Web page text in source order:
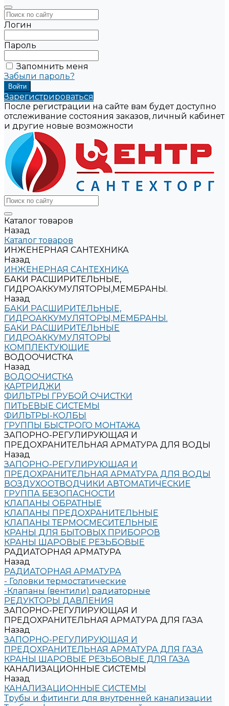
Логин
Пароль
Запомнить меня
Забыли пароль?
Зарегистрироваться
После регистрации на сайте вам будет доступно
отслеживание состояния заказов, личный кабинет
и другие новые возможности
Каталог товаров
Назад
Каталог товаров
ИНЖЕНЕРНАЯ САНТЕХНИКА
Назад
ИНЖЕНЕРНАЯ САНТЕХНИКА
БАКИ РАСШИРИТЕЛЬНЫЕ,
ГИДРОАККУМУЛЯТОРЫ,МЕМБРАНЫ.
Назад
БАКИ РАСШИРИТЕЛЬНЫЕ,
ГИДРОАККУМУЛЯТОРЫ,МЕМБРАНЫ.
БАКИ РАСШИРИТЕЛЬНЫЕ
ГИДРОАККУМУЛЯТОРЫ
КОМПЛЕКТУЮЩИЕ
ВОДООЧИСТКА
Назад
ВОДООЧИСТКА
КАРТРИДЖИ
ФИЛЬТРЫ ГРУБОЙ ОЧИСТКИ
ПИТЬЕВЫЕ СИСТЕМЫ
ФИЛЬТРЫ-КОЛБЫ
ГРУППЫ БЫСТРОГО МОНТАЖА
ЗАПОРНО-РЕГУЛИРУЮЩАЯ И
ПРЕДОХРАНИТЕЛЬНАЯ АРМАТУРА ДЛЯ ВОДЫ
Назад
ЗАПОРНО-РЕГУЛИРУЮЩАЯ И
ПРЕДОХРАНИТЕЛЬНАЯ АРМАТУРА ДЛЯ ВОДЫ
ВОЗДУХООТВОДЧИКИ АВТОМАТИЧЕСКИЕ
ГРУППА БЕЗОПАСНОСТИ
КЛАПАНЫ ОБРАТНЫЕ
КЛАПАНЫ ПРЕДОХРАНИТЕЛЬНЫЕ
КЛАПАНЫ ТЕРМОСМЕСИТЕЛЬНЫЕ
КРАНЫ ДЛЯ БЫТОВЫХ ПРИБОРОВ
КРАНЫ ШАРОВЫЕ РЕЗЬБОВЫЕ
РАДИАТОРНАЯ АРМАТУРА
Назад
РАДИАТОРНАЯ АРМАТУРА
- Головки термостатические
-Клапаны (вентили) радиаторные
РЕДУКТОРЫ ДАВЛЕНИЯ
ЗАПОРНО-РЕГУЛИРУЮЩАЯ И
ПРЕДОХРАНИТЕЛЬНАЯ АРМАТУРА ДЛЯ ГАЗА
Назад
ЗАПОРНО-РЕГУЛИРУЮЩАЯ И
ПРЕДОХРАНИТЕЛЬНАЯ АРМАТУРА ДЛЯ ГАЗА
КРАНЫ ШАРОВЫЕ РЕЗЬБОВЫЕ ДЛЯ ГАЗА
КАНАЛИЗАЦИОННЫЕ СИСТЕМЫ
Назад
КАНАЛИЗАЦИОННЫЕ СИСТЕМЫ
Трубы и фитинги для внутренней канализации